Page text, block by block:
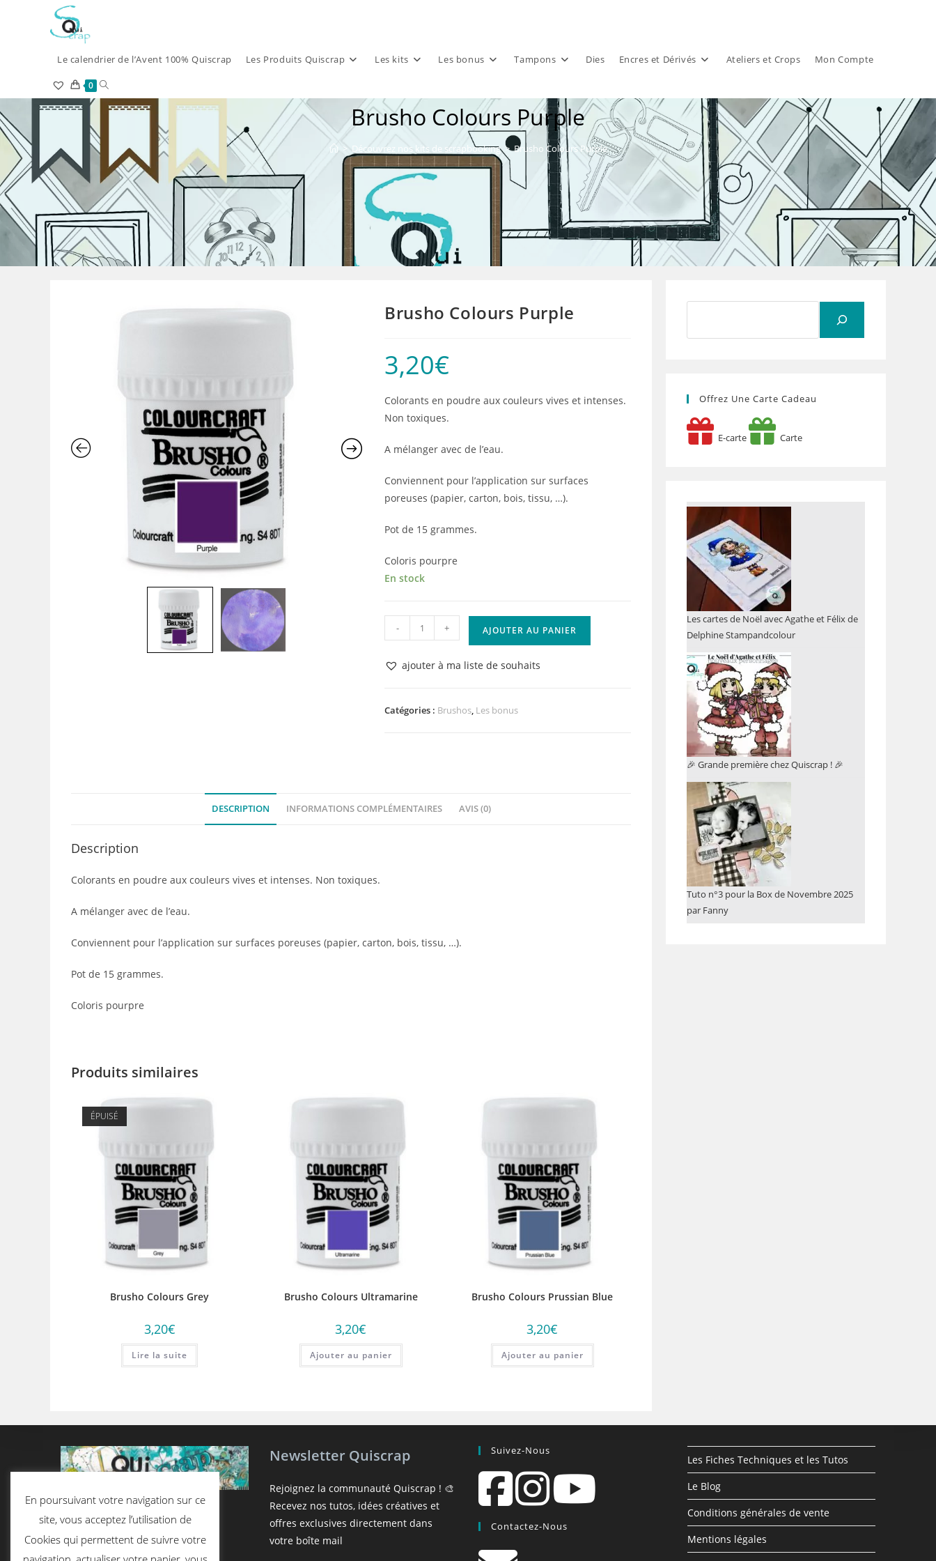
Le calendrier de l’Avent 100% Quiscrap Les Produits Quiscrap Les kits Les bonus Tampons Dies Encres et Dérivés Ateliers et Crops Mon Compte
0 Toggle
website
search
Brusho Colours Purple
> Découvrez nos kits de scrapbooking > Brusho Colours Purple
Brusho Colours Purple
3,20€
Colorants en poudre aux couleurs vives et intenses.
Non toxiques.
A mélanger avec de l’eau.
Conviennent pour l’application sur surfaces
poreuses (papier, carton, bois, tissu, …).
Pot de 15 grammes.
Coloris pourpre
En stock
quantité
de
Brusho
Colours
- + AJOUTER AU PANIER
ajouter à ma liste de souhaits
Catégories : Brushos, Les bonus
DESCRIPTION INFORMATIONS COMPLÉMENTAIRES AVIS (0)
Description
Colorants en poudre aux couleurs vives et intenses. Non toxiques.
A mélanger avec de l’eau.
Conviennent pour l’application sur surfaces poreuses (papier, carton, bois, tissu, …).
Pot de 15 grammes.
Coloris pourpre
Produits similaires
ÉPUISÉ
Brusho Colours Grey
3,20€
Lire la suite
Brusho Colours Ultramarine
3,20€
Ajouter au panier
Brusho Colours Prussian Blue
3,20€
Ajouter au panier
Offrez Une Carte Cadeau
E-carte Carte
Les cartes de Noël avec Agathe et Félix de
Delphine Stampandcolour
🎉 Grande première chez Quiscrap ! 🎉
Tuto n°3 pour la Box de Novembre 2025
par Fanny
Newsletter Quiscrap
Rejoignez la communauté Quiscrap ! 🎨
Recevez nos tutos, idées créatives et
offres exclusives directement dans
votre boîte mail
Suivez-Nous
Contactez-Nous
Les Fiches Techniques et les Tutos
Le Blog
Conditions générales de vente
Mentions légales
En poursuivant votre navigation sur ce
site, vous acceptez l’utilisation de
Cookies qui permettent de suivre votre